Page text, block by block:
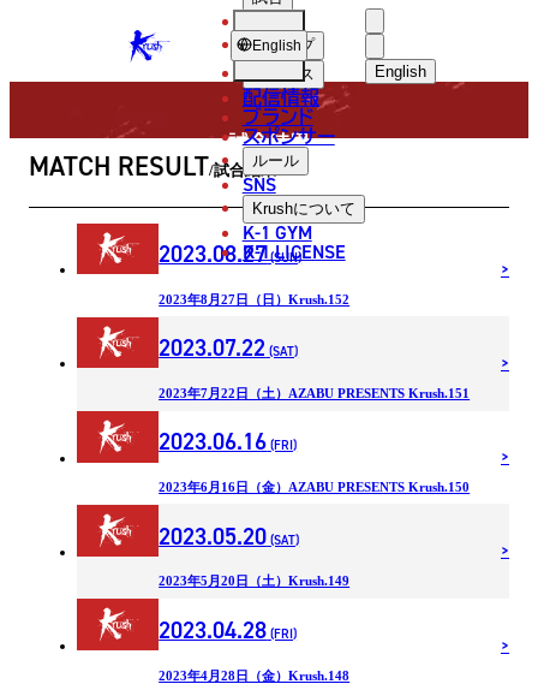
KRUSH English
ショップ
ニュース
配信情報
ブランド
スポンサー
ルール
SNS
Krushについて
K-1 GYM
K-1 LICENSE
English
MATCH RESULT
試合結果
MATCH RESULT 試合結果
2023.08.27 (SUN)
2023年8月27日（日）Krush.152
2023.07.22 (SAT)
2023年7月22日（土）AZABU PRESENTS Krush.151
2023.06.16 (FRI)
2023年6月16日（金）AZABU PRESENTS Krush.150
2023.05.20 (SAT)
2023年5月20日（土）Krush.149
2023.04.28 (FRI)
2023年4月28日（金）Krush.148